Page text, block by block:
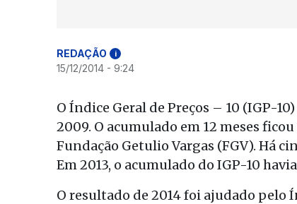
REDAÇÃO i
15/12/2014 - 9:24
O Índice Geral de Preços – 10 (IGP-
2009. O acumulado em 12 meses
Fundação Getulio Vargas (FGV). Há
Em 2013, o acumulado do IGP-10
O resultado de 2014 foi ajudado pelo